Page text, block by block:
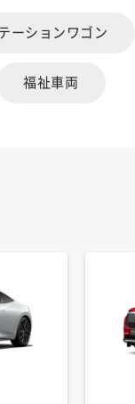
ーションワゴン
福祉車両